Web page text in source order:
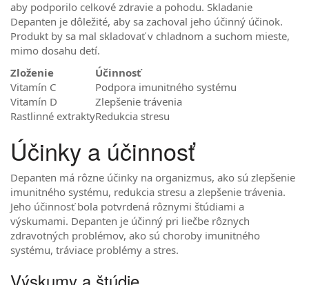
aby podporilo celkové zdravie a pohodu. Skladanie
Depanten je dôležité, aby sa zachoval jeho účinný účinok.
Produkt by sa mal skladovať v chladnom a suchom mieste,
mimo dosahu detí.
Zloženie
Účinnosť
Vitamín C
Podpora imunitného systému
Vitamín D
Zlepšenie trávenia
Rastlinné extraktyRedukcia stresu
Účinky a účinnosť
Depanten má rôzne účinky na organizmus, ako sú zlepšenie
imunitného systému, redukcia stresu a zlepšenie trávenia.
Jeho účinnosť bola potvrdená rôznymi štúdiami a
výskumami. Depanten je účinný pri liečbe rôznych
zdravotných problémov, ako sú choroby imunitného
systému, tráviace problémy a stres.